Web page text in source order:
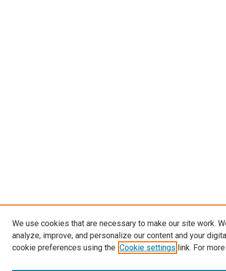
We use cookies that are necessary to make our site work.
analyze, improve, and personalize our content and your
cookie preferences using the Cookie settings link. For